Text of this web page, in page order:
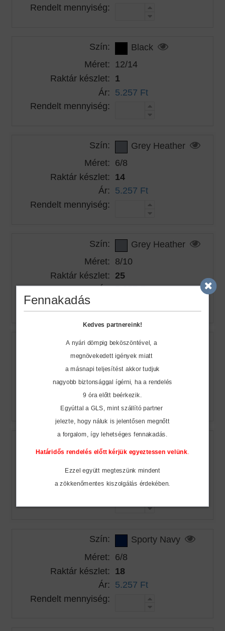
Rendelt mennyiség:
Szín:
Black
Méret: 12/14
Raktár készlet: 1
Ár: 5.257 Ft
Rendelt mennyiség:
Szín:
Grey Heather
Méret: 6/8
Raktár készlet: 14
Ár: 5.257 Ft
Rendelt mennyiség:
Szín:
Grey Heather
Méret: 8/10
Raktár készlet: 25
Ár: 5.257 Ft
Rendelt mennyiség:
Szín:
Grey Heather
Méret: 10/12
Raktár készlet: 11
Ár: 5.257 Ft
Szín:
12/14
Raktár készlet: 0
Ár: 5.257 Ft
Szín:
Sporty Navy
Méret: 6/8
Raktár készlet: 18
Ár: 5.257 Ft
Rendelt mennyiség:
Fennakadás
Kedves partnereink!
A nyári dömpig beköszöntével, a
megnövekedett igények miatt
a másnapi teljesítést akkor tudjuk
nagyobb biztonsággal ígérni, ha a rendelés
9 óra előtt beérkezik.
Egyúttal a GLS, mint szállító partner
jelezte, hogy náluk is jelentősen megnőtt
a forgalom, így lehetséges fennakadás.
Határidős rendelés előtt kérjük egyeztessen velünk
Ezzel együtt megteszünk mindent
a zökkenőmentes kiszolgálás érdekében.